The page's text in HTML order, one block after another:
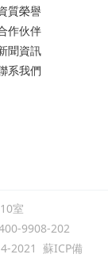
質榮譽
作伙伴
聞資訊
系我們
室
9908-202
2021 蘇ICP備